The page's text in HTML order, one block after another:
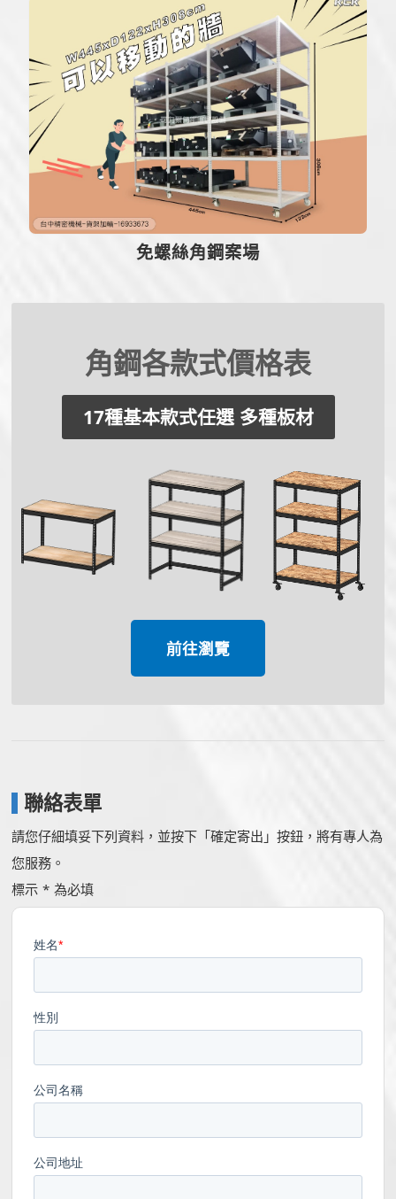
免螺絲角鋼案場
角鋼各款式價格表
17種基本款式任選 多種板材
前往瀏覽
聯絡表單
請您仔細填妥下列資料，並按下「確定寄出」按鈕，將有專人為
您服務。
標示 * 為必填